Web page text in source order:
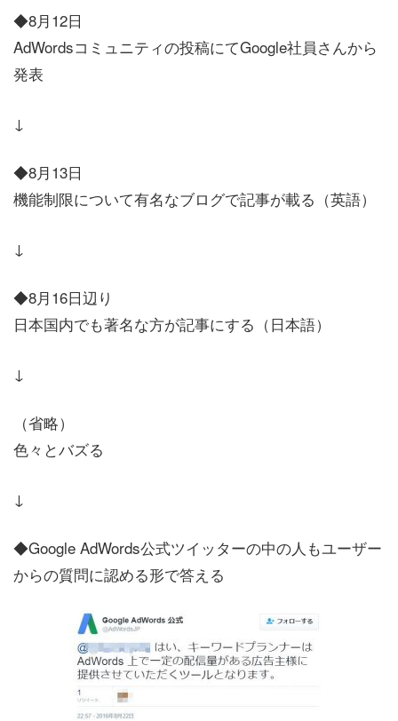
◆8月12日
AdWordsコミュニティの投稿にてGoogle社員さんから
発表
↓
◆8月13日
機能制限について有名なブログで記事が載る（英語）
↓
◆8月16日辺り
日本国内でも著名な方が記事にする（日本語）
↓
（省略）
色々とバズる
↓
◆Google AdWords公式ツイッターの中の人もユーザー
からの質問に認める形で答える